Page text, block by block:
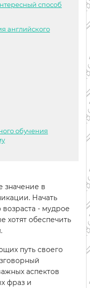
способ
английского
обучения
значение в
Начать
возраста - мудрое
хотят обеспечить
путь своего
аспектов
фраз и